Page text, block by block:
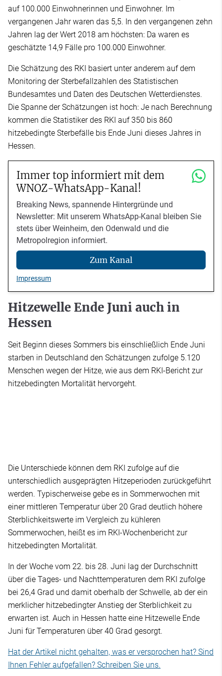
auf 100.000 Einwohnerinnen und Einwohner. Im
vergangenen Jahr waren das 5,5. In den vergangenen zehn
Jahren lag der Wert 2018 am höchsten: Da waren es
geschätzte 14,9 Fälle pro 100.000 Einwohner.
Die Schätzung des RKI basiert unter anderem auf dem
Monitoring der Sterbefallzahlen des Statistischen
Bundesamtes und Daten des Deutschen Wetterdienstes.
Die Spanne der Schätzungen ist hoch: Je nach Berechnung
kommen die Statistiker des RKI auf 350 bis 860
hitzebedingte Sterbefälle bis Ende Juni dieses Jahres in
Hessen.
Immer top informiert mit dem
WNOZ-WhatsApp-Kanal!
Breaking News, spannende Hintergründe und
Newsletter: Mit unserem WhatsApp-Kanal bleiben Sie
stets über Weinheim, den Odenwald und die
Metropolregion informiert.
Zum Kanal
Impressum
Hitzewelle Ende Juni auch in
Hessen
Seit Beginn dieses Sommers bis einschließlich Ende Juni
starben in Deutschland den Schätzungen zufolge 5.120
Menschen wegen der Hitze, wie aus dem RKI-Bericht zur
hitzebedingten Mortalität hervorgeht.
Die Unterschiede können dem RKI zufolge auf die
unterschiedlich ausgeprägten Hitzeperioden zurückgeführt
werden. Typischerweise gebe es in Sommerwochen mit
einer mittleren Temperatur über 20 Grad deutlich höhere
Sterblichkeitswerte im Vergleich zu kühleren
Sommerwochen, heißt es im RKI-Wochenbericht zur
hitzebedingten Mortalität.
In der Woche vom 22. bis 28. Juni lag der Durchschnitt
über die Tages- und Nachttemperaturen dem RKI zufolge
bei 26,4 Grad und damit oberhalb der Schwelle, ab der ein
merklicher hitzebedingter Anstieg der Sterblichkeit zu
erwarten ist. Auch in Hessen hatte eine Hitzewelle Ende
Juni für Temperaturen über 40 Grad gesorgt.
Hat der Artikel nicht gehalten, was er versprochen hat? Sind
Ihnen Fehler aufgefallen? Schreiben Sie uns.